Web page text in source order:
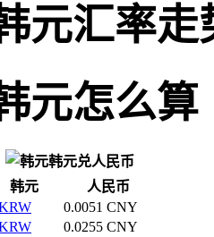
元汇率走
元怎么算
韩元兑人民币
韩元
人民币
0.0051 CNY
0.0255 CNY